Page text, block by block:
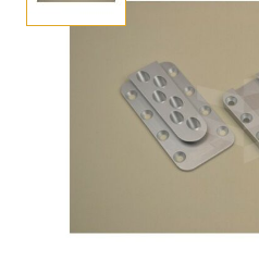
uw balken onzichtbaar te
houtverbindingstechniek
duurzame constructie. Met
nauwkeurige pasvorm biedt
zwaluwstaartverbinding een